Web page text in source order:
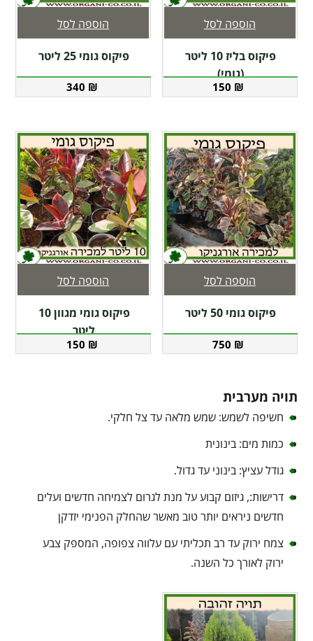
פיקוס בליז 10 ליטר
(גומי)
150 ₪
הוספה לסל
פיקוס גומי 25 ליטר
340 ₪
הוספה לסל
פיקוס גומי 50 ליטר
750 ₪
הוספה לסל
פיקוס גומי מגוון 10
ליטר
150 ₪
הוספה לסל
תויה מערבית
חשיפה לשמש: שמש מלאה עד צל חלקי.
כמות מים: בינונית
גודל עציץ: בינוני עד גדול.
דרישות:, גיזום קבוע על מנת לגרום לצמיחה חדשים ועלים
חדשים ניראים יותר טוב מאשר שהחלק הפנימי יזדקן
צמח ירוק עד רב תכליתי עם עלווה צפופה, המספק צבע
ירוק לאורך כל השנה.